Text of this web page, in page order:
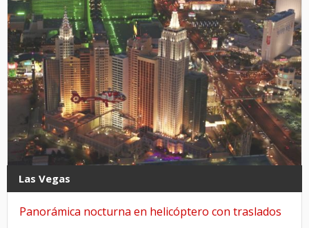
Las Vegas
Panorámica nocturna en helicóptero con traslados